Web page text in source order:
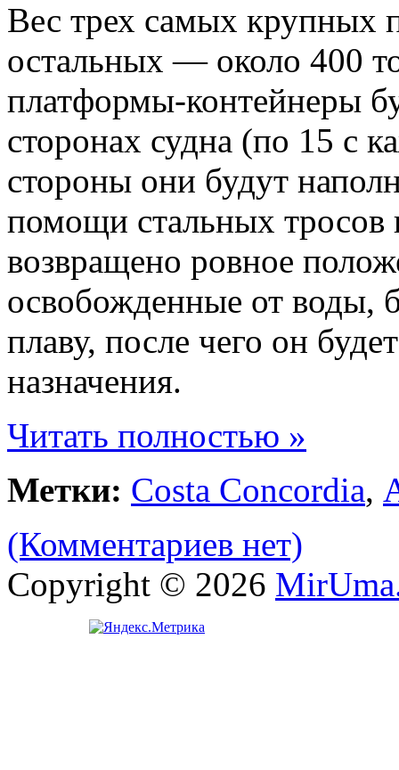
Вес трех самых крупных
остальных — около 400
платформы-контейнеры
сторонах судна (по 15 с
стороны они будут
помощи стальных тросов
возвращено ровное
освобожденные от воды,
плаву, после чего он
назначения.
Читать полностью »
Метки: Costa Concordia,
(Комментариев нет)
Copyright © 2026